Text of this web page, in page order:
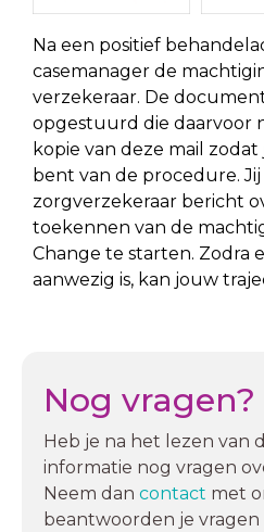
Na een positief
casemanager de
verzekeraar. De
opgestuurd die daarvoor
kopie van deze mail
bent van de procedure.
zorgverzekeraar bericht
toekennen van de
Change te starten. Zodra
aanwezig is, kan jouw
Nog vragen?
Heb je na het lezen van
informatie nog vragen
Neem dan contact met
beantwoorden je vragen